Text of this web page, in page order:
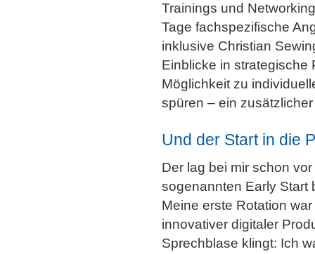
Trainings und
Tage fachspezifische
inklusive Christian
Einblicke in strategische
Möglichkeit zu
spüren – ein
Und der Start in die
Der lag bei mir schon
sogenannten Early Start
Meine erste Rotation
innovativer digitaler
Sprechblase klingt: Ich